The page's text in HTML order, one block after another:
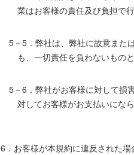
業はお客様の責任及び負担で
5－5．弊社は、弊社に故意また
も、一切責任を負わないものと
5－6．弊社がお客様に対して損
対してお客様がお支払いにな
6．お客様が本規約に違反された場